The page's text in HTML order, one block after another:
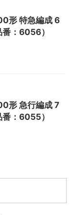
形 特急編成 6
：6056）
形 急行編成 7
：6055）